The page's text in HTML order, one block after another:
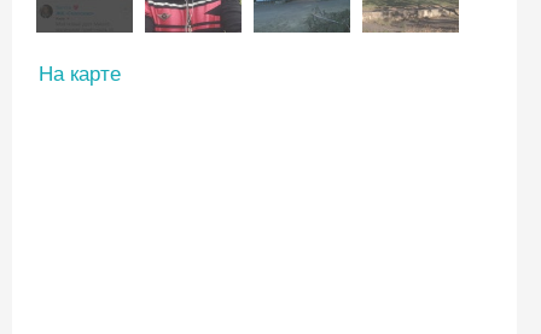
На карте